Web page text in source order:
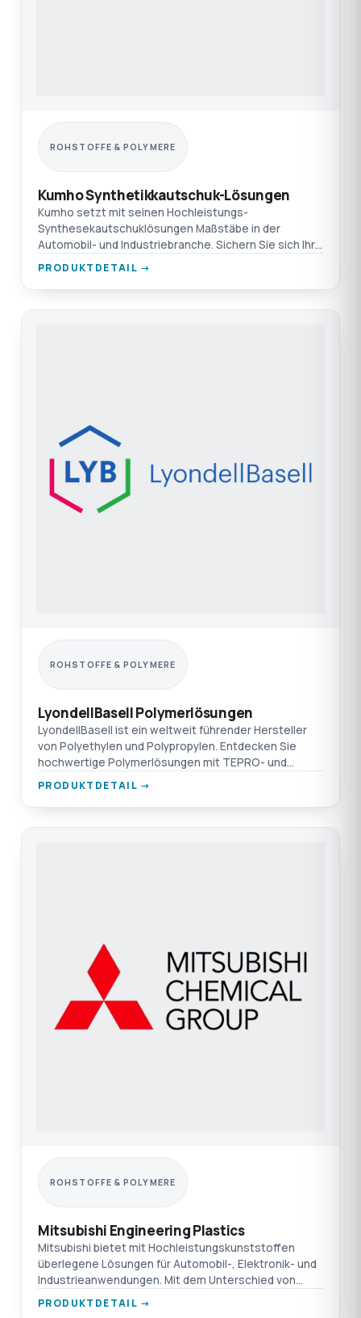
ROHSTOFFE & POLYMERE
Kumho Synthetikkautschuk-Lösungen
Kumho setzt mit seinen Hochleistungs-
Synthesekautschuklösungen Maßstäbe in der
Automobil- und Industriebranche. Sichern Sie sich Ihre
Versorgung mit TEPRO und N
PRODUKTDETAIL →
ROHSTOFFE & POLYMERE
LyondellBasell Polymerlösungen
LyondellBasell ist ein weltweit führender Hersteller
von Polyethylen und Polypropylen. Entdecken Sie
hochwertige Polymerlösungen mit TEPRO- und
Nexeo-Garantie.
PRODUKTDETAIL →
ROHSTOFFE & POLYMERE
Mitsubishi Engineering Plastics
Mitsubishi bietet mit Hochleistungskunststoffen
überlegene Lösungen für Automobil-, Elektronik- und
Industrieanwendungen. Mit dem Unterschied von
TEPRO.
PRODUKTDETAIL →